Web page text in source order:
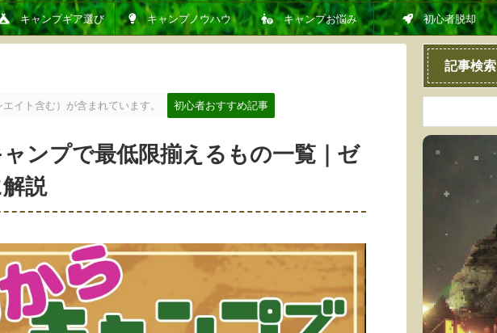
キャンプギア選び キャンプノウハウ キャンプお悩み 初心者脱却
イト含む）が含まれています。 初心者おすすめ記事
ンプで最低限揃えるもの一覧｜ゼ
説
記事検索